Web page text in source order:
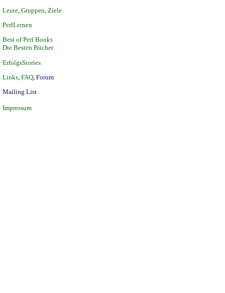
Leute Gruppen Ziele
PerlLernen
Best of Perl Books
Die Besten Bücher
ErfolgsStories
Links FAQ Forum
Mailing List
Impressum